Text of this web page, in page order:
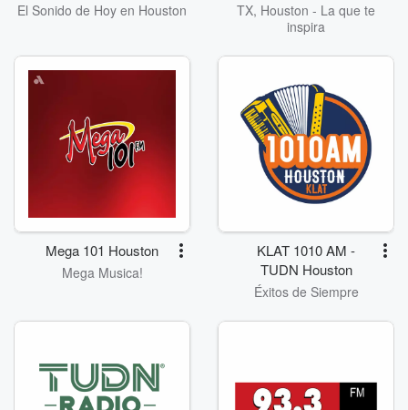
El Sonido de Hoy en Houston
TX, Houston - La que te
inspira
Mega 101 Houston
Mega Musica!
KLAT 1010 AM -
TUDN Houston
Éxitos de Siempre